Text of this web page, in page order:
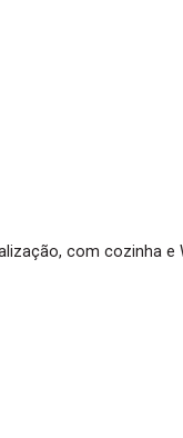
com cozinha e